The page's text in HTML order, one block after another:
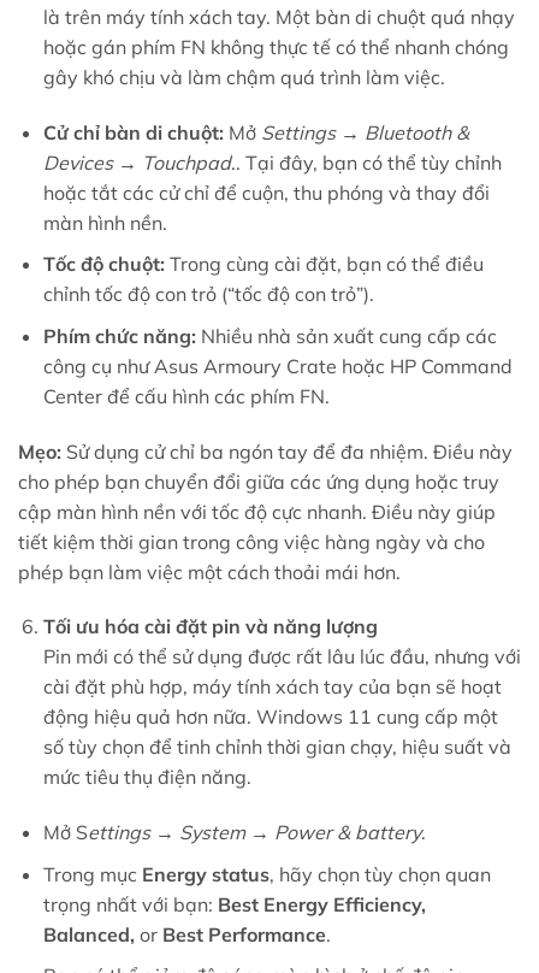
là trên máy tính xách tay. Một bàn di chuột quá nhạy
hoặc gán phím FN không thực tế có thể nhanh chóng
gây khó chịu và làm chậm quá trình làm việc.
Cử chỉ bàn di chuột: Mở Settings → Bluetooth &
Devices → Touchpad.. Tại đây, bạn có thể tùy chỉnh
hoặc tắt các cử chỉ để cuộn, thu phóng và thay đổi
màn hình nền.
Tốc độ chuột: Trong cùng cài đặt, bạn có thể điều
chỉnh tốc độ con trỏ (“tốc độ con trỏ”).
Phím chức năng: Nhiều nhà sản xuất cung cấp các
công cụ như Asus Armoury Crate hoặc HP Command
Center để cấu hình các phím FN.
Mẹo: Sử dụng cử chỉ ba ngón tay để đa nhiệm. Điều này
cho phép bạn chuyển đổi giữa các ứng dụng hoặc truy
cập màn hình nền với tốc độ cực nhanh. Điều này giúp
tiết kiệm thời gian trong công việc hàng ngày và cho
phép bạn làm việc một cách thoải mái hơn.
Tối ưu hóa cài đặt pin và năng lượng
Pin mới có thể sử dụng được rất lâu lúc đầu, nhưng với
cài đặt phù hợp, máy tính xách tay của bạn sẽ hoạt
động hiệu quả hơn nữa. Windows 11 cung cấp một
số tùy chọn để tinh chỉnh thời gian chạy, hiệu suất và
mức tiêu thụ điện năng.
Mở Settings → System → Power & battery.
Trong mục Energy status, hãy chọn tùy chọn quan
trọng nhất với bạn: Best Energy Efficiency,
Balanced, or Best Performance.